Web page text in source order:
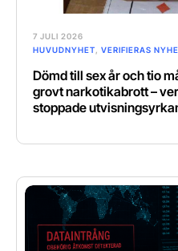
7 JULI 2026
HUVUDNYHET, VERIFIERAS
Dömd till sex år och tio
grovt narkotikabrott –
stoppade